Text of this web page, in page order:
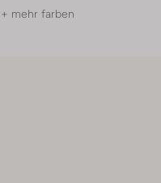
+ mehr farben